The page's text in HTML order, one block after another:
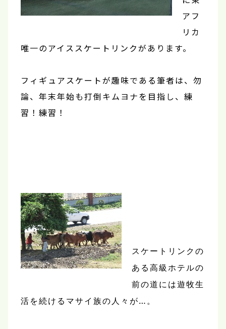
アフ
リカ
唯一のアイススケートリンクがあります。
フィギュアスケートが趣味である筆者は、勿
論、年末年始も打倒キムヨナを目指し、練
習！練習！
スケートリンクの
ある高級ホテルの
前の道には遊牧生
活を続けるマサイ族の人々が…。